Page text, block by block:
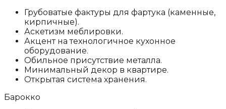
Грубоватые фактуры для фартука (каменные,
кирпичные).
Аскетизм меблировки.
Акцент на технологичное кухонное
оборудование.
Обильное присутствие металла.
Минимальный декор в квартире.
Открытая система хранения.
Барокко